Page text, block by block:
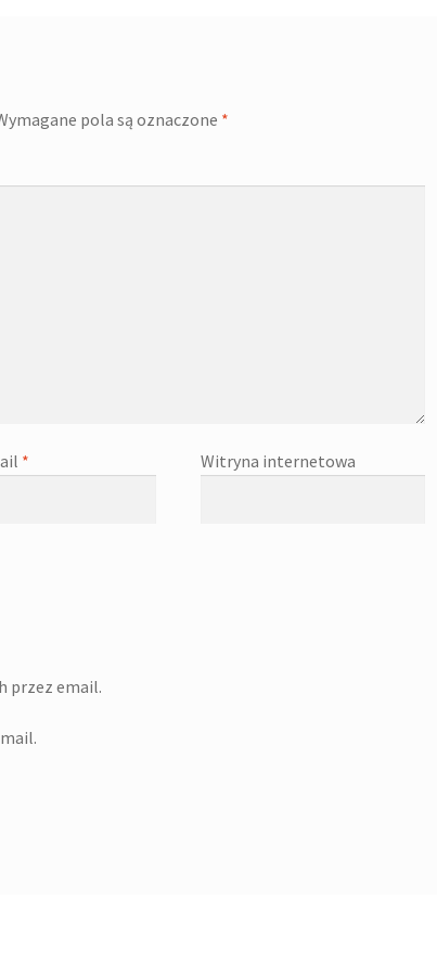
pola są oznaczone *
* Witryna internetowa
przez email.